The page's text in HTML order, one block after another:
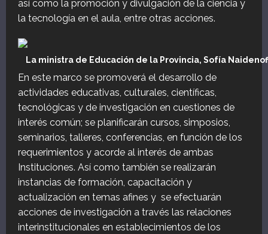
así como la promoción y divulgación de la ciencia y
la tecnología en el aula, entre otras acciones.
La ministra de Educación de la Provincia, Sofía
En este marco se promoverá el desarrollo de
actividades educativas, culturales, científicas,
tecnológicas y de investigación en cuestiones de
interés común; se planificarán cursos, simposios,
seminarios, talleres, conferencias, en función de los
requerimientos y acorde al interés de ambas
Instituciones. Así como también se realizarán
instancias de formación, capacitación y
actualización en temas afines y se efectuarán
acciones de investigación a través las relaciones
interinstitucionales en establecimientos de los